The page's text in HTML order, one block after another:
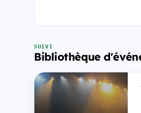
SUIVI
Bibliothèque